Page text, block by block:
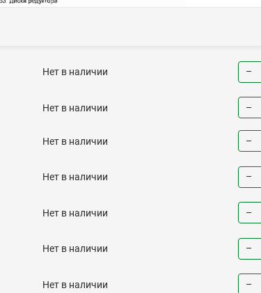
Нет в наличии –
Нет в наличии –
Нет в наличии –
Нет в наличии –
Нет в наличии –
Нет в наличии –
Нет в наличии –